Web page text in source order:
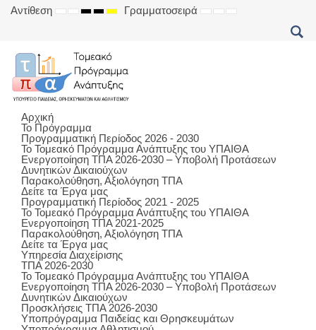
Αντίθεση
DEFAULT
NIGHT
HIGH
MODE
HIGH
MODE
HIGH
MODE
Γραμματοσειρά
SETSETSET
Αρχική
Το Πρόγραμμα
Προγραμματική Περίοδος 2026 - 2030
Το Τομεακό Πρόγραμμα Ανάπτυξης του ΥΠΑΙΘΑ
Ενεργοποίηση ΤΠΑ 2026-2030 – Υποβολή Προτάσεων
Δυνητικών Δικαιούχων
Παρακολούθηση, Αξιολόγηση ΤΠΑ
Δείτε τα Έργα μας
Προγραμματική Περίοδος 2021 - 2025
Το Τομεακό Πρόγραμμα Ανάπτυξης του ΥΠΑΙΘΑ
Ενεργοποίηση ΤΠΑ 2021-2025
Παρακολούθηση, Αξιολόγηση ΤΠΑ
Δείτε τα Έργα μας
Υπηρεσία Διαχείρισης
ΤΠΑ 2026-2030
Το Τομεακό Πρόγραμμα Ανάπτυξης του ΥΠΑΙΘΑ
Ενεργοποίηση ΤΠΑ 2026-2030 – Υποβολή Προτάσεων
Δυνητικών Δικαιούχων
Προσκλήσεις ΤΠΑ 2026-2030
Υποπρόγραμμα Παιδείας και Θρησκευμάτων